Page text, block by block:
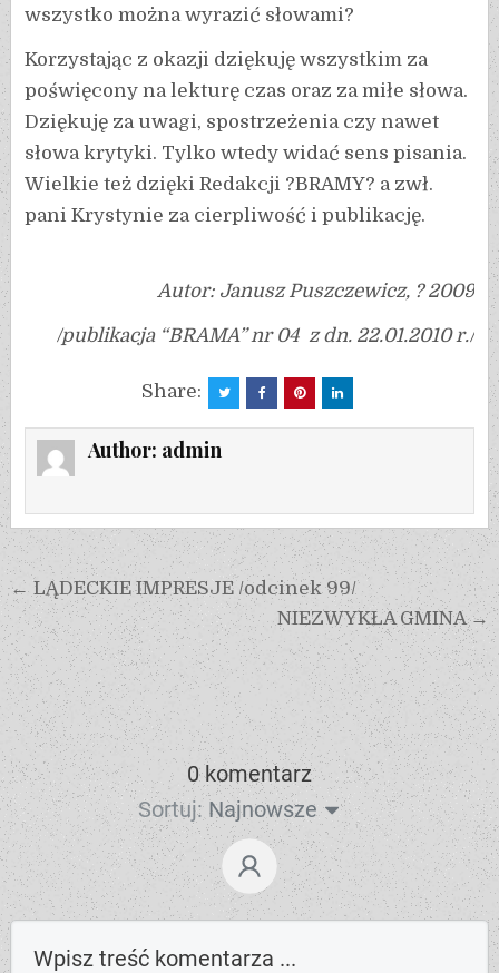
wszystko można wyrazić słowami?
Korzystając z okazji dziękuję wszystkim za
poświęcony na lekturę czas oraz za miłe słowa.
Dziękuję za uwagi, spostrzeżenia czy nawet
słowa krytyki. Tylko wtedy widać sens pisania.
Wielkie też dzięki Redakcji ?BRAMY? a zwł.
pani Krystynie za cierpliwość i publikację.
Autor: Janusz Puszczewicz, ? 2009
/publikacja “BRAMA” nr 04 z dn. 22.01.2010 r./
Share:
Author: admin
← LĄDECKIE IMPRESJE /odcinek 99/
NIEZWYKŁA GMINA →
0 komentarz
Sortuj: Najnowsze